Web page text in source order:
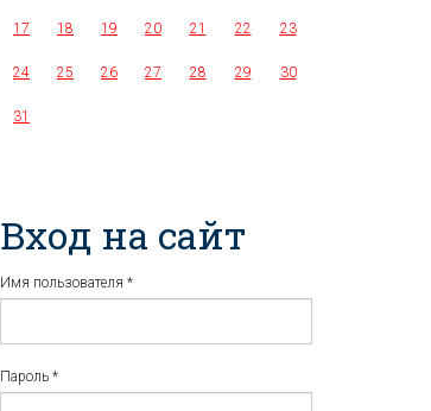
17 18 19 20 21 22 23
24 25 26 27 28 29 30
31
Вход на сайт
Имя пользователя *
Пароль *